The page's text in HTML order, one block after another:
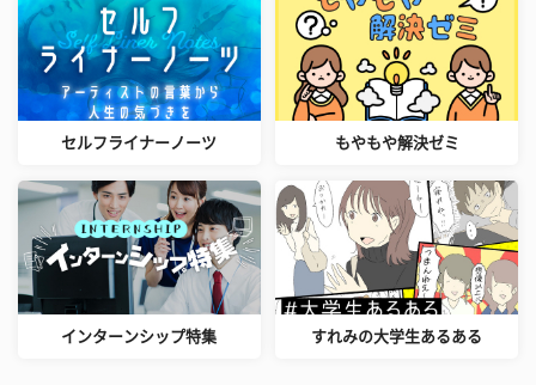
セルフライナーノーツ もやもや解決ゼミ
インターンシップ特集 すれみの大学生あるある